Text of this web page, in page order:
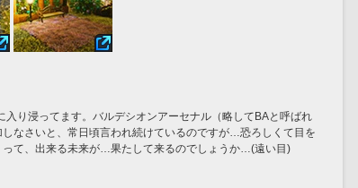
入り浸ってます。バルデシオンアーセナル（略してBAと呼ばれ
なさいと、常日頃言われ続けているのですが…恐ろしくて目を
って、出来る未来が…果たして来るのでしょうか…(遠い目)